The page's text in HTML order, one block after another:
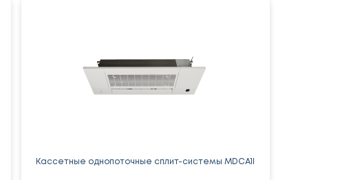
Кассетные однопоточные сплит-системы MDCA1I